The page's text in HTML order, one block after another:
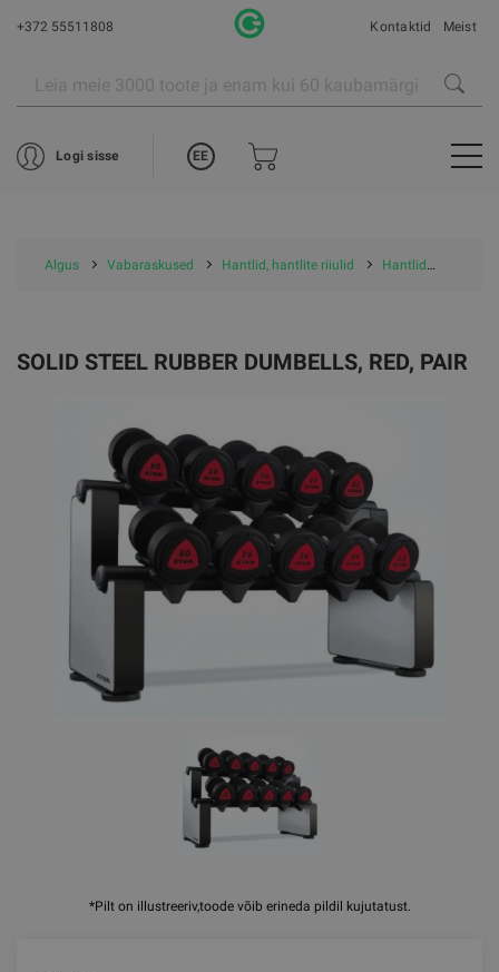
+372 55511808 Kontaktid Meist
Logi sisse EE
Algus Vabaraskused Hantlid, hantlite riiulid Hantlid
*Pilt on illustreeriv,toode võib erineda pildil kujutatust.
SOLID STEEL RUBBER DUMBELLS, RED, PAIR